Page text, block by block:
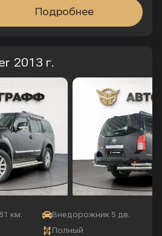
Подробнее
2013 г.
км.
Внедорожник 5 дв.
Полный